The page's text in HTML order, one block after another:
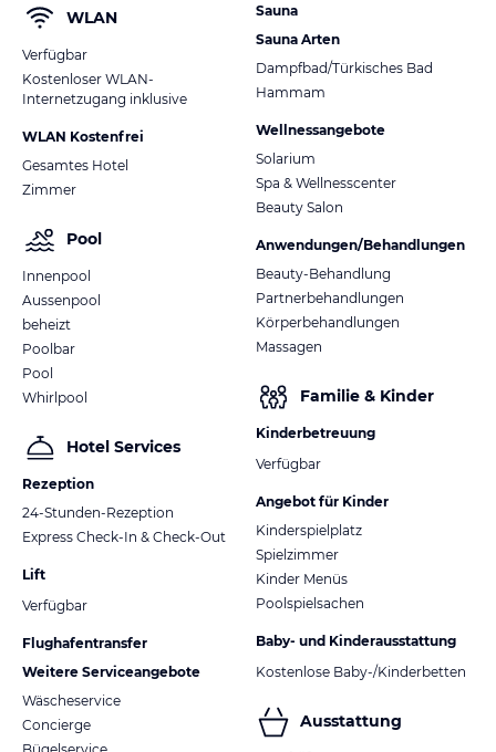
WLAN
Verfügbar
Kostenloser WLAN-
Internetzugang inklusive
WLAN Kostenfrei
Gesamtes Hotel
Zimmer
Pool
Innenpool
Aussenpool
beheizt
Poolbar
Pool
Whirlpool
Hotel Services
Rezeption
24-Stunden-Rezeption
Express Check-In & Check-Out
Lift
Verfügbar
Flughafentransfer
Weitere Serviceangebote
Wäscheservice
Concierge
Sauna
Sauna Arten
Dampfbad/Türkisches Bad
Hammam
Wellnessangebote
Solarium
Spa & Wellnesscenter
Beauty Salon
Anwendungen/Behandlungen
Beauty-Behandlung
Partnerbehandlungen
Körperbehandlungen
Massagen
Familie & Kinder
Kinderbetreuung
Verfügbar
Angebot für Kinder
Kinderspielplatz
Spielzimmer
Kinder Menüs
Poolspielsachen
Baby- und Kinderausstattung
Kostenlose Baby-/Kinderbetten
Ausstattung